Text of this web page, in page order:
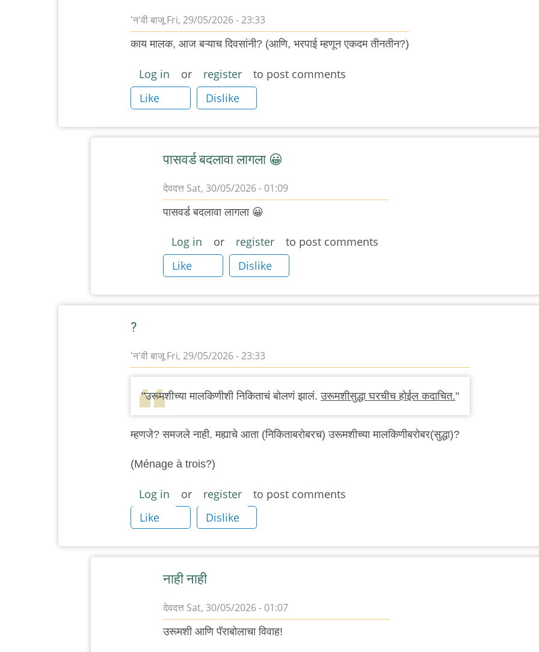
'न'वी बाजूFri, 29/05/2026 - 23:33
काय मालक, आज बऱ्याच दिवसांनी? (आणि, भरपाई म्हणून एकदम तीनतीन?)
Log in or register
to post comments
Like
Dislike
पासवर्ड बदलावा लागला 😀
देवदत्त Sat, 30/05/2026 - 01:09
In
…
by
बाजू
पासवर्ड बदलावा लागला 😀
Log in or register
to post comments
Like
Dislike
?
'न'वी बाजूFri, 29/05/2026 - 23:33
"उरूमशीच्या मालकिणीशी निकिताचं बोलणं झालं.उरूमशीसुद्धा घरचीच होईल कदाचित."
म्हणजे? समजले नाही. मह्याचे आता (निकिताबरोबरच) उरूमशीच्या मालकिणीबरोबर(सुद्धा)?
(Ménage à trois?)
Log in or register
to post comments
Like
Dislike
नाही नाही
देवदत्त Sat, 30/05/2026 - 01:07
उरूमशी आणि पॅराबोलाचा विवाह!